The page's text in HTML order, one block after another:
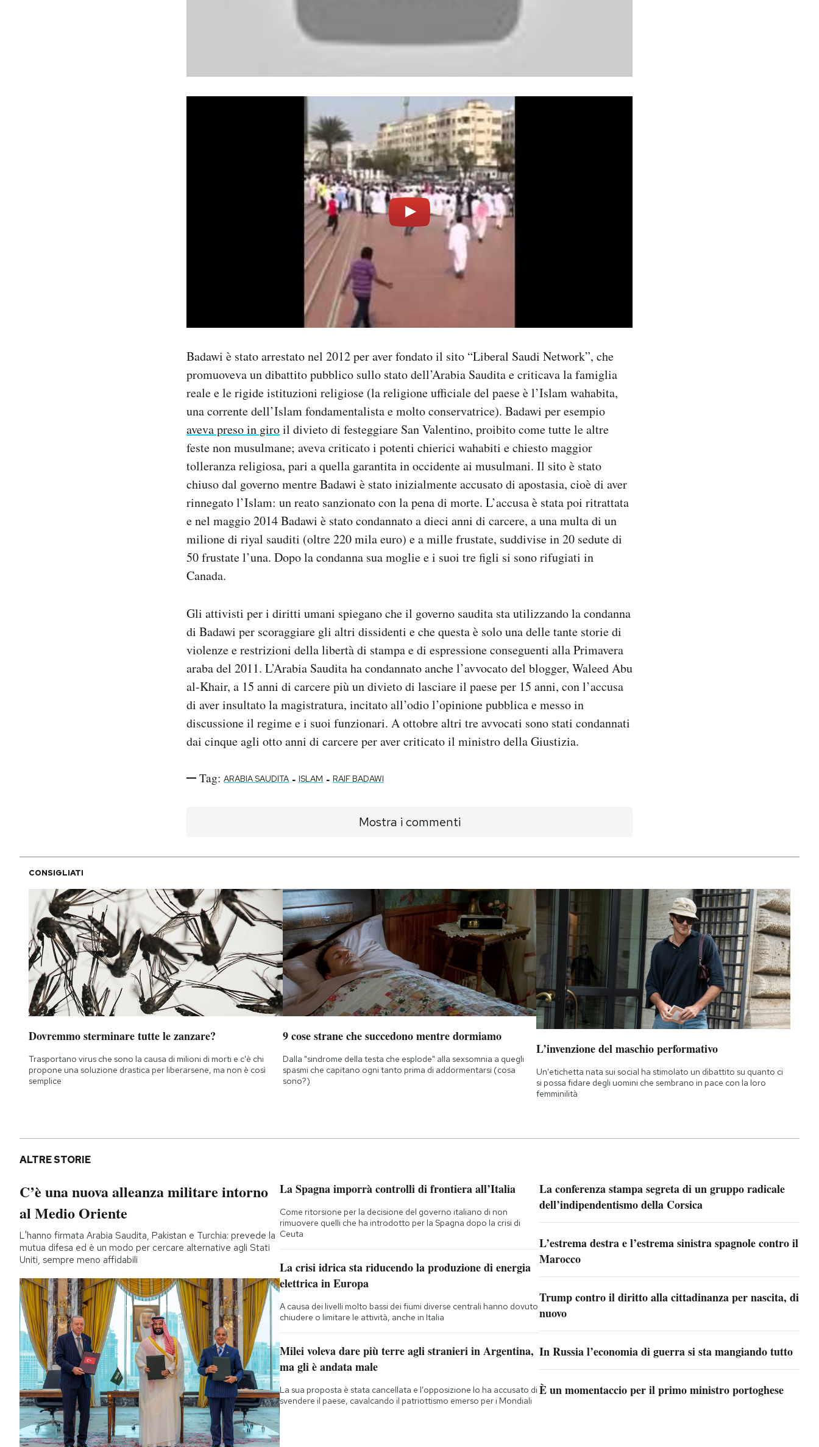
Badawi è stato arrestato nel 2012 per aver fondato il sito “Liberal Saudi Network”, che
promuoveva un dibattito pubblico sullo stato dell’Arabia Saudita e criticava la famiglia
reale e le rigide istituzioni religiose (la religione ufficiale del paese è l’Islam wahabita,
una corrente dell’Islam fondamentalista e molto conservatrice). Badawi per esempio
aveva preso in giroil divieto di festeggiare San Valentino, proibito come tutte le altre
feste non musulmane; aveva criticato i potenti chierici wahabiti e chiesto maggior
tolleranza religiosa, pari a quella garantita in occidente ai musulmani. Il sito è stato
chiuso dal governo mentre Badawi è stato inizialmente accusato di apostasia, cioè di aver
rinnegato l’Islam: un reato sanzionato con la pena di morte. L’accusa è stata poi ritrattata
e nel maggio 2014 Badawi è stato condannato a dieci anni di carcere, a una multa di un
milione di riyal sauditi (oltre 220 mila euro) e a mille frustate, suddivise in 20 sedute di
50 frustate l’una. Dopo la condanna sua moglie e i suoi tre figli si sono rifugiati in
Canada.
Gli attivisti per i diritti umani spiegano che il governo saudita sta utilizzando la condanna
di Badawi per scoraggiare gli altri dissidenti e che questa è solo una delle tante storie di
violenze e restrizioni della libertà di stampa e di espressione conseguenti alla Primavera
araba del 2011. L’Arabia Saudita ha condannato anche l’avvocato del blogger, Waleed Abu
al-Khair, a 15 anni di carcere più un divieto di lasciare il paese per 15 anni, con l’accusa
di aver insultato la magistratura, incitato all’odio l’opinione pubblica e messo in
discussione il regime e i suoi funzionari. A ottobre altri tre avvocati sono stati condannati
dai cinque agli otto anni di carcere per aver criticato il ministro della Giustizia.
Tag: ARABIA SAUDITA - ISLAM - RAIF BADAWI
Mostra i commenti
CONSIGLIATI
Dovremmo sterminare tutte le zanzare?
Trasportano virus che sono la causa di milioni di morti e c'è chi
propone una soluzione drastica per liberarsene, ma non è così
semplice
9 cose strane che succedono mentre dormiamo
Dalla "sindrome della testa che esplode" alla sexsomnia a quegli
spasmi che capitano ogni tanto prima di addormentarsi (cosa
sono?)
L’invenzione del maschio performativo
Un'etichetta nata sui social ha stimolato un dibattito su quanto ci
si possa fidare degli uomini che sembrano in pace con la loro
femminilità
ALTRE STORIE
C’è una nuova alleanza militare intorno
al Medio Oriente
L'hanno firmata Arabia Saudita, Pakistan e Turchia: prevede la
mutua difesa ed è un modo per cercare alternative agli Stati
Uniti, sempre meno affidabili
La Spagna imporrà controlli di frontiera all’Italia
Come ritorsione per la decisione del governo italiano di non
rimuovere quelli che ha introdotto per la Spagna dopo la crisi di
Ceuta
La crisi idrica sta riducendo la produzione di energia
elettrica in Europa
A causa dei livelli molto bassi dei fiumi diverse centrali hanno dovuto
chiudere o limitare le attività, anche in Italia
Milei voleva dare più terre agli stranieri in Argentina,
ma gli è andata male
La sua proposta è stata cancellata e l’opposizione lo ha accusato di
svendere il paese, cavalcando il patriottismo emerso per i Mondiali
La conferenza stampa segreta di un gruppo radicale
dell’indipendentismo della Corsica
L’estrema destra e l’estrema sinistra spagnole contro il
Marocco
Trump contro il diritto alla cittadinanza per nascita, di
nuovo
In Russia l’economia di guerra si sta mangiando tutto
È un momentaccio per il primo ministro portoghese